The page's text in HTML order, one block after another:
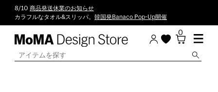
8/10 商品発送休業のお知らせ
カラフルなタオル&スリッパ。 韓国発Banaco Pop-Up開催
0